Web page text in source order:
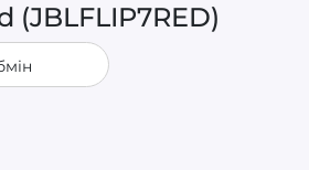
(JBLFLIP7RED)